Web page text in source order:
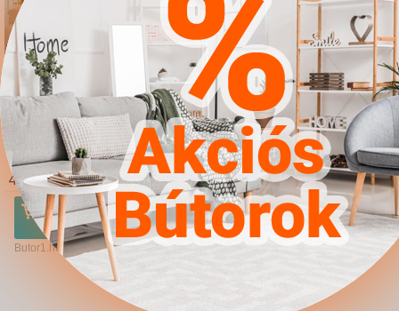
Sarokkanapé Comfivo
S103 (Poso 100)
4.567Ft
Ugrás a
boltba
Részletek
Butor1.hu
Kanapéágy Comfivo
124 (Alova 36 Alova 07)
4.567Ft
Ugrás a
boltba
Részletek
Butor1.hu